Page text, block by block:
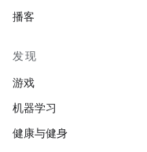
播客
发现
游戏
机器学习
健康与健身